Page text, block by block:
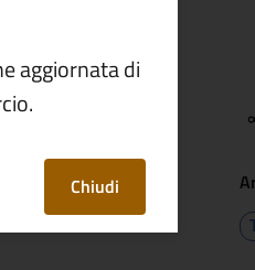
aggiornata di
Chiudi